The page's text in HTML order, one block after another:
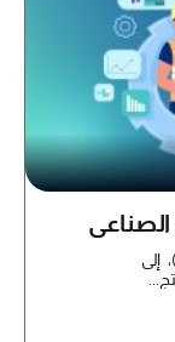
الصناعي
يشير #إنترنت_الأشياء في #القطاع_الصناعي (IoT)، إلى